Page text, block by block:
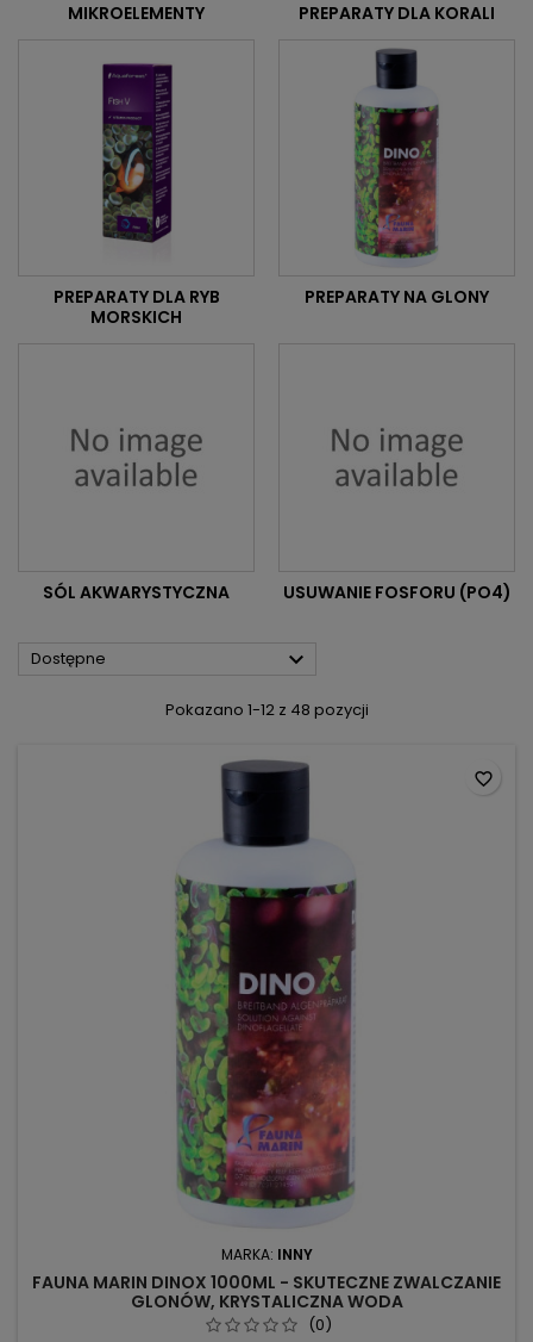
MIKROELEMENTY PREPARATY DLA KORALI
PREPARATY DLA RYB
MORSKICH
PREPARATY NA GLONY
SÓL AKWARYSTYCZNA USUWANIE FOSFORU (PO4)
Dostępne 
Pokazano 1-12 z 48 pozycji
MARKA: INNY
FAUNA MARIN DINOX 1000ML - SKUTECZNE ZWALCZANIE
GLONÓW, KRYSTALICZNA WODA
(0)
favorite_border